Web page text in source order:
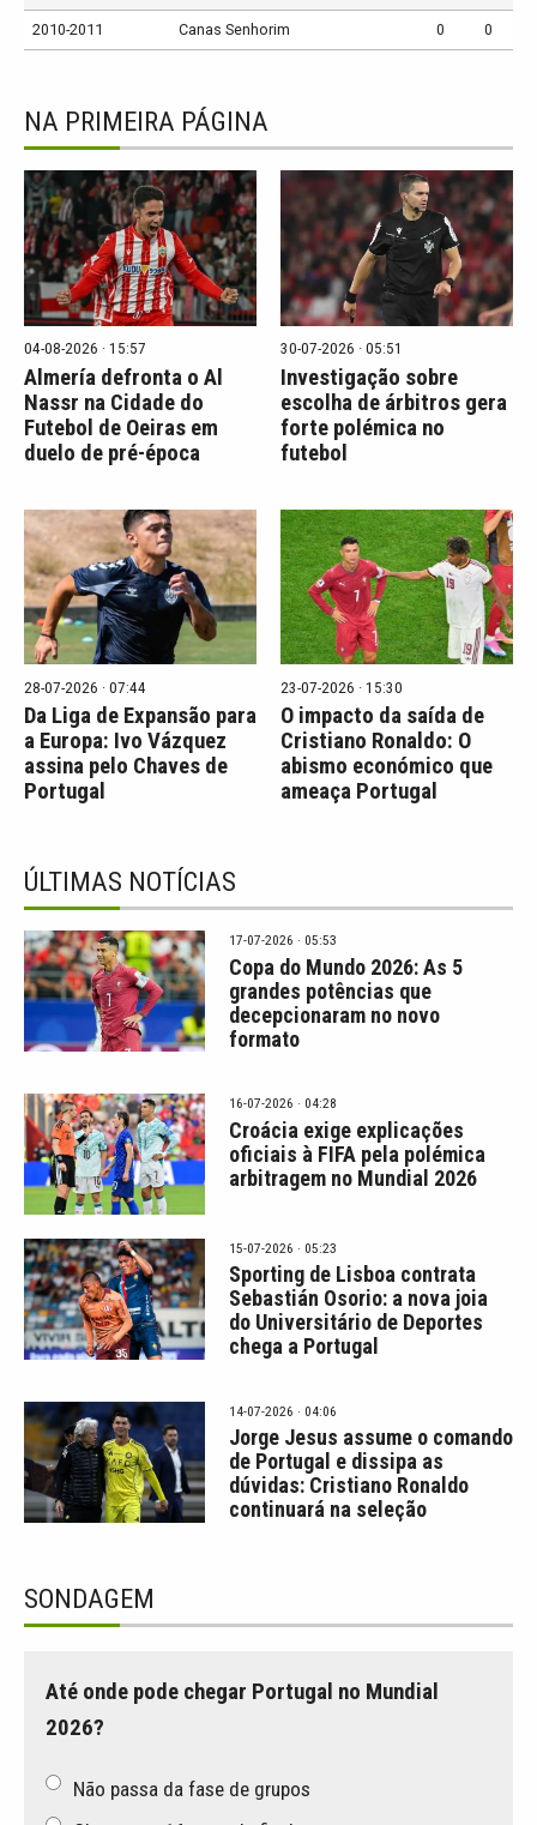
2010-2011 Canas Senhorim 0 0
NA PRIMEIRA PÁGINA
04-08-2026 · 15:57
Almería defronta o Al
Nassr na Cidade do
Futebol de Oeiras em
duelo de pré-época
30-07-2026 · 05:51
Investigação sobre
escolha de árbitros gera
forte polémica no
futebol
28-07-2026 · 07:44
Da Liga de Expansão para
a Europa: Ivo Vázquez
assina pelo Chaves de
Portugal
23-07-2026 · 15:30
O impacto da saída de
Cristiano Ronaldo: O
abismo económico que
ameaça Portugal
ÚLTIMAS NOTÍCIAS
17-07-2026 · 05:53
Copa do Mundo 2026: As 5
grandes potências que
decepcionaram no novo
formato
16-07-2026 · 04:28
Croácia exige explicações
oficiais à FIFA pela polémica
arbitragem no Mundial 2026
15-07-2026 · 05:23
Sporting de Lisboa contrata
Sebastián Osorio: a nova joia
do Universitário de Deportes
chega a Portugal
14-07-2026 · 04:06
Jorge Jesus assume o comando
de Portugal e dissipa as
dúvidas: Cristiano Ronaldo
continuará na seleção
SONDAGEM
Até onde pode chegar Portugal no Mundial
2026?
Não passa da fase de grupos